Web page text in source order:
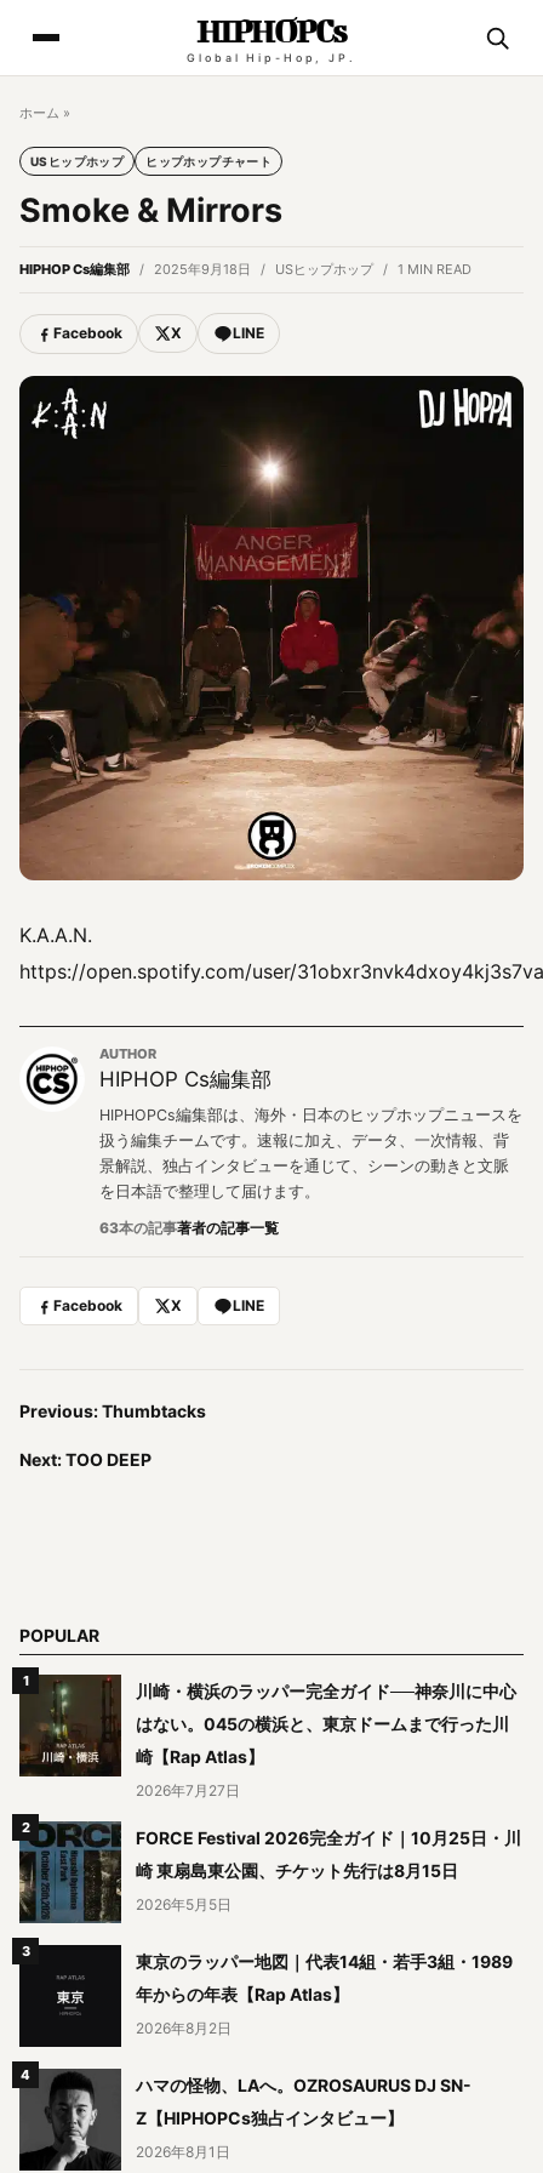
HIPHOPCs
Global Hip-Hop, JP.
ホーム »
USヒップホップ ヒップホップチャート
Smoke & Mirrors
HIPHOP Cs編集部 2025年9月18日 USヒップホップ 1 MIN READ
Facebook X LINE
K.A.A.N.
https://open.spotify.com/user/
AUTHOR
HIPHOP Cs編集部
HIPHOPCs編集部は、海外・日本のヒップホップニュースを
扱う編集チームです。速報に加え、データ、一次情報、背
景解説、独占インタビューを通じて、シーンの動きと文脈
を日本語で整理して届けます。
63本の記事著者の記事一覧
Facebook X LINE
Previous: Thumbtacks
Next: TOO DEEP
POPULAR
川崎・横浜のラッパー完全ガイド──神奈川に中心
はない。045の横浜と、東京ドームまで行った川
崎【Rap Atlas】
2026年7月27日
FORCE Festival 2026完全ガイド｜10月25日・川
崎 東扇島東公園、チケット先行は8月15日
2026年5月5日
東京のラッパー地図｜代表14組・若手3組・1989
年からの年表【Rap Atlas】
2026年8月2日
ハマの怪物、LAへ。OZROSAURUS DJ SN-
Z【HIPHOPCs独占インタビュー】
2026年8月1日